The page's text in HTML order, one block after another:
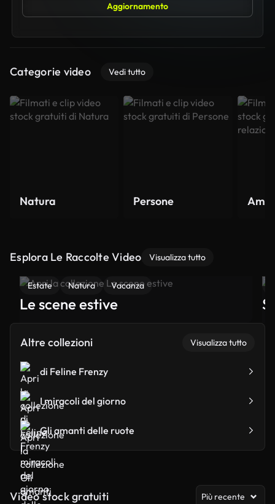
Aggiornamento
Categorie video Vedi tutto
Natura Persone
Esplora Le Raccolte Video Visualizza tutto
Estate Natura Vacanza
Le scene estive
Altre collezioni Visualizza tutto
di Feline Frenzy
I miracoli del giorno
Gli amanti delle ruote
Video stock gratuiti Più recente